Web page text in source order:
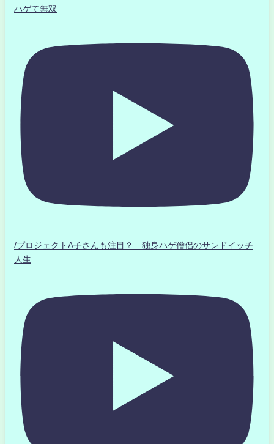
ハゲて無双
/プロジェクトA子さんも注目？ 独身ハゲ僧侶のサンドイッチ
人生